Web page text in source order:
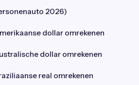
2026)
dollar omrekenen
dollar omrekenen
real omrekenen